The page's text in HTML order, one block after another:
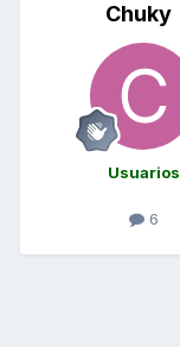
Chuky
Usuarios
6